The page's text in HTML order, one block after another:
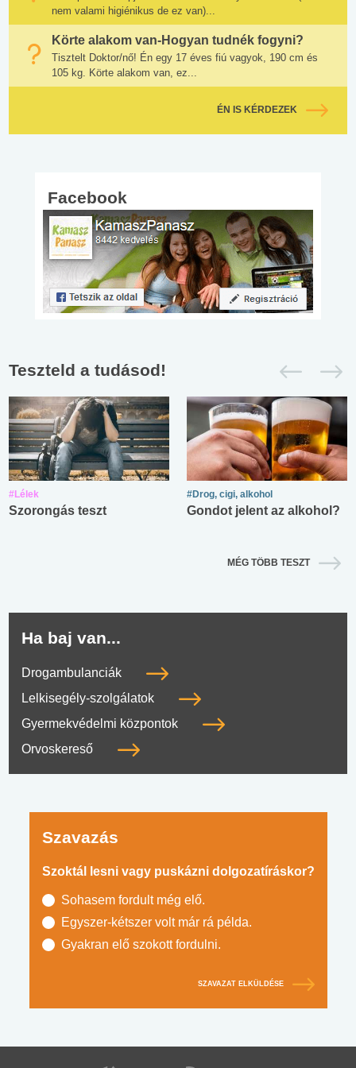
nem valami higiénikus de ez van)...
Körte alakom van-Hogyan tudnék fogyni?
Tisztelt Doktor/nő! Én egy 17 éves fiú vagyok, 190 cm és
105 kg. Körte alakom van, ez...
ÉN IS KÉRDEZEK
Facebook
Teszteld a tudásod!
#Lélek
Szorongás teszt
#Drog, cigi, alkohol
Gondot jelent az alkohol?
MÉG TÖBB TESZT
Ha baj van...
Drogambulanciák
Lelkisegély-szolgálatok
Gyermekvédelmi központok
Orvoskereső
Szavazás
Szoktál lesni vagy puskázni dolgozatíráskor?
Sohasem fordult még elő.
Egyszer-kétszer volt már rá példa.
Gyakran elő szokott fordulni.
SZAVAZAT ELKÜLDÉSE